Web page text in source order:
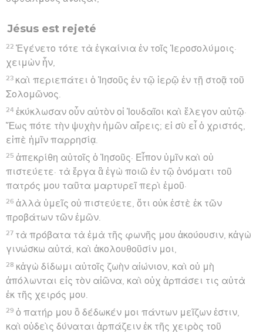
Jésus est rejeté
22 Ἐγένετο τότε τὰ ἐγκαίνια ἐν τοῖς Ἱεροσολύμοις·
χειμὼν ἦν,
23 καὶ περιεπάτει ὁ Ἰησοῦς ἐν τῷ ἱερῷ ἐν τῇ στοᾷ τοῦ
Σολομῶνος.
24 ἐκύκλωσαν οὖν αὐτὸν οἱ Ἰουδαῖοι καὶ ἔλεγον αὐτῷ·
Ἕως πότε τὴν ψυχὴν ἡμῶν αἴρεις; εἰ σὺ εἶ ὁ χριστός,
εἰπὲ ἡμῖν παρρησίᾳ.
25 ἀπεκρίθη αὐτοῖς ὁ Ἰησοῦς· Εἶπον ὑμῖν καὶ οὐ
πιστεύετε· τὰ ἔργα ἃ ἐγὼ ποιῶ ἐν τῷ ὀνόματι τοῦ
πατρός μου ταῦτα μαρτυρεῖ περὶ ἐμοῦ·
26 ἀλλὰ ὑμεῖς οὐ πιστεύετε, ὅτι οὐκ ἐστὲ ἐκ τῶν
προβάτων τῶν ἐμῶν.
27 τὰ πρόβατα τὰ ἐμὰ τῆς φωνῆς μου ἀκούουσιν, κἀγὼ
γινώσκω αὐτά, καὶ ἀκολουθοῦσίν μοι,
28 κἀγὼ δίδωμι αὐτοῖς ζωὴν αἰώνιον, καὶ οὐ μὴ
ἀπόλωνται εἰς τὸν αἰῶνα, καὶ οὐχ ἁρπάσει τις αὐτὰ
ἐκ τῆς χειρός μου.
29 ὁ πατήρ μου ὃ δέδωκέν μοι πάντων μεῖζων ἐστιν,
καὶ οὐδεὶς δύναται ἁρπάζειν ἐκ τῆς χειρὸς τοῦ